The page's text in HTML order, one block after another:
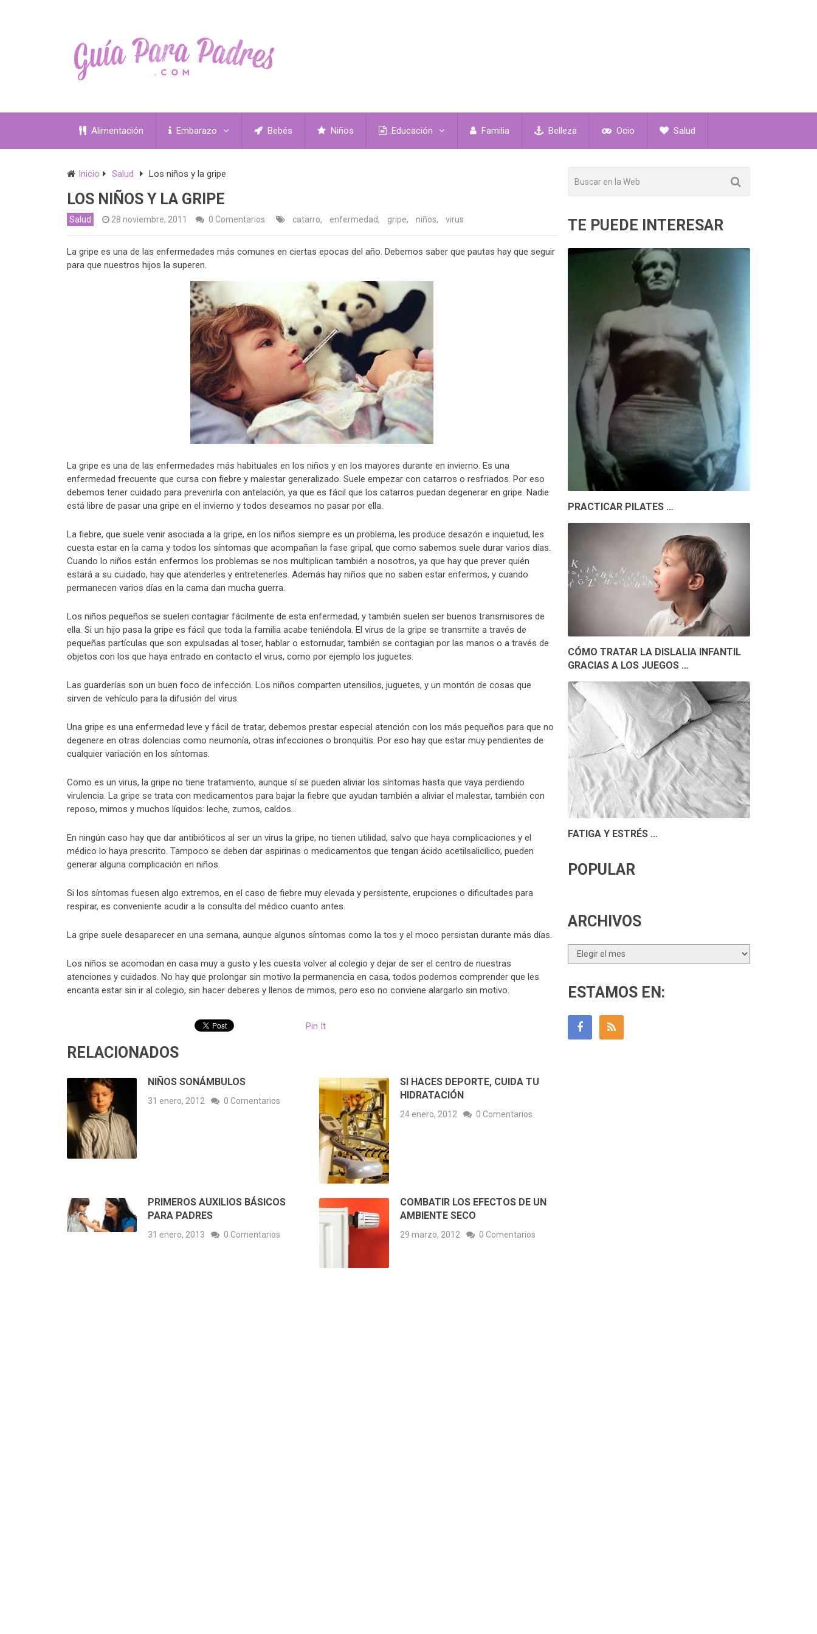
Alimentación Embarazo Bebés Niños Educación Familia Belleza Ocio Salud
Inicio Salud Los niños y la gripe
LOS NIÑOS Y LA GRIPE
Salud 28 noviembre, 2011 0 Comentarios catarro, enfermedad, gripe, niños, virus
La gripe es una de las enfermedades más comunes en ciertas epocas del año. Debemos saber que pautas hay que seguir
para que nuestros hijos la superen.
La gripe es una de las enfermedades más habituales en los niños y en los mayores durante en invierno. Es una
enfermedad frecuente que cursa con fiebre y malestar generalizado. Suele empezar con catarros o resfriados. Por eso
debemos tener cuidado para prevenirla con antelación, ya que es fácil que los catarros puedan degenerar en gripe. Nadie
está libre de pasar una gripe en el invierno y todos deseamos no pasar por ella.
La fiebre, que suele venir asociada a la gripe, en los niños siempre es un problema, les produce desazón e inquietud, les
cuesta estar en la cama y todos los síntomas que acompañan la fase gripal, que como sabemos suele durar varios días.
Cuando lo niños están enfermos los problemas se nos multiplican también a nosotros, ya que hay que prever quién
estará a su cuidado, hay que atenderles y entretenerles. Además hay niños que no saben estar enfermos, y cuando
permanecen varios días en la cama dan mucha guerra.
Los niños pequeños se suelen contagiar fácilmente de esta enfermedad, y también suelen ser buenos transmisores de
ella. Si un hijo pasa la gripe es fácil que toda la familia acabe teniéndola. El virus de la gripe se transmite a través de
pequeñas partículas que son expulsadas al toser, hablar o estornudar, también se contagian por las manos o a través de
objetos con los que haya entrado en contacto el virus, como por ejemplo los juguetes.
Las guarderías son un buen foco de infección. Los niños comparten utensilios, juguetes, y un montón de cosas que
sirven de vehículo para la difusión del virus.
Una gripe es una enfermedad leve y fácil de tratar, debemos prestar especial atención con los más pequeños para que no
degenere en otras dolencias como neumonía, otras infecciones o bronquitis. Por eso hay que estar muy pendientes de
cualquier variación en los síntomas.
Como es un virus, la gripe no tiene tratamiento, aunque sí se pueden aliviar los síntomas hasta que vaya perdiendo
virulencia. La gripe se trata con medicamentos para bajar la fiebre que ayudan también a aliviar el malestar, también con
reposo, mimos y muchos líquidos: leche, zumos, caldos…
En ningún caso hay que dar antibióticos al ser un virus la gripe, no tienen utilidad, salvo que haya complicaciones y el
médico lo haya prescrito. Tampoco se deben dar aspirinas o medicamentos que tengan ácido acetilsalicílico, pueden
generar alguna complicación en niños.
Si los síntomas fuesen algo extremos, en el caso de fiebre muy elevada y persistente, erupciones o dificultades para
respirar, es conveniente acudir a la consulta del médico cuanto antes.
La gripe suele desaparecer en una semana, aunque algunos síntomas como la tos y el moco persistan durante más días.
Los niños se acomodan en casa muy a gusto y les cuesta volver al colegio y dejar de ser el centro de nuestras
atenciones y cuidados. No hay que prolongar sin motivo la permanencia en casa, todos podemos comprender que les
encanta estar sin ir al colegio, sin hacer deberes y llenos de mimos, pero eso no conviene alargarlo sin motivo.
Pin It
RELACIONADOS
NIÑOS SONÁMBULOS
31 enero, 2012 0 Comentarios
SI HACES DEPORTE, CUIDA TU
HIDRATACIÓN
24 enero, 2012 0 Comentarios
PRIMEROS AUXILIOS BÁSICOS
PARA PADRES
31 enero, 2013 0 Comentarios
COMBATIR LOS EFECTOS DE UN
AMBIENTE SECO
29 marzo, 2012 0 Comentarios
TE PUEDE INTERESAR
PRACTICAR PILATES …
CÓMO TRATAR LA DISLALIA INFANTIL
GRACIAS A LOS JUEGOS …
FATIGA Y ESTRÉS …
POPULAR
ARCHIVOS
Archivos
ESTAMOS EN: